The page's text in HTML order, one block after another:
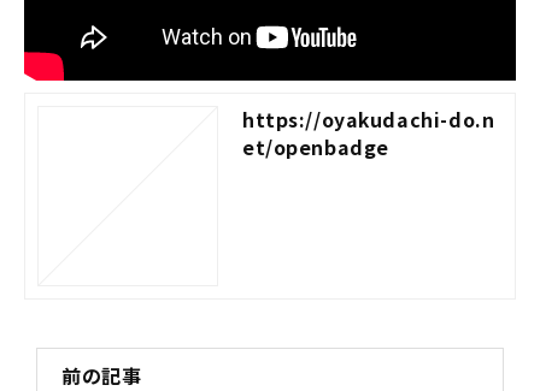
https://oyakudachi-do.n
et/openbadge
前の記事